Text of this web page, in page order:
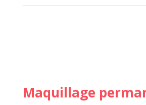
Maquillage